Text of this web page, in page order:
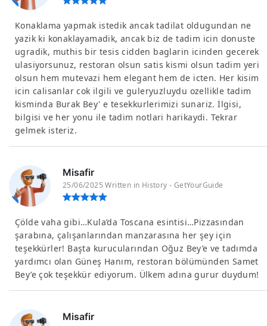
Konaklama yapmak istedik ancak tadilat oldugundan ne
yazik ki konaklayamadik, ancak biz de tadim icin donuste
ugradik, muthis bir tesis cidden baglarin icinden gecerek
ulasiyorsunuz, restoran olsun satis kismi olsun tadim yeri
olsun hem mutevazi hem elegant hem de icten. Her kisim
icin calisanlar cok ilgili ve guleryuzluydu ozellikle tadim
kisminda Burak Bey' e tesekkurlerimizi sunariz. İlgisi,
bilgisi ve her yonu ile tadim notlari harikaydi. Tekrar
gelmek isteriz.
Misafir
25/06/2025 Written in History - GetYourGuide
Çölde vaha gibi…Kula’da Toscana esintisi…Pizzasından
şarabına, çalışanlarından manzarasına her şey için
teşekkürler! Başta kurucularından Oğuz Bey’e ve tadımda
yardımcı olan Güneş Hanım, restoran bölümünden Samet
Bey’e çok teşekkür ediyorum. Ülkem adına gurur duydum!
Misafir